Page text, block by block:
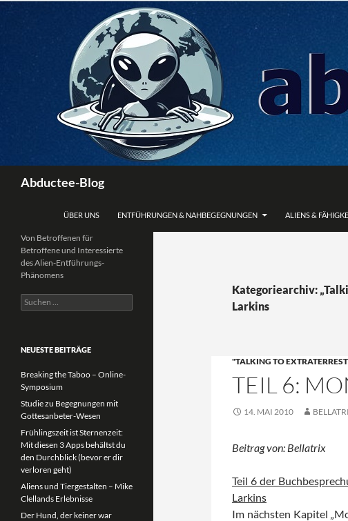
Zum
Abductee-Blog
ÜBER UNS ENTFÜHRUNGEN & NAHBEGEGNUNGEN ALIENS &
Kategoriearchiv:
Larkins
"TALKING TO
TEIL 6:
14. MAI 2010
Beitrag von: Bellatrix
Teil 6 der
Larkins
Im nächsten Kapitel
Von Betroffenen für
Betroffene und Interessierte
des Alien-Entführungs-
Phänomens
Suchen
nach:
NEUESTE BEITRÄGE
Breaking the Taboo – Online-
Symposium
Studie zu Begegnungen mit
Gottesanbeter-Wesen
Frühlingszeit ist Sternenzeit:
Mit diesen 3 Apps behältst du
den Durchblick (bevor er dir
verloren geht)
Aliens und Tiergestalten – Mike
Clellands Erlebnisse
Der Hund, der keiner war